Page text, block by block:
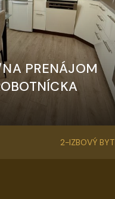
PRENÁJOM
2-IZBOVÝ BYT